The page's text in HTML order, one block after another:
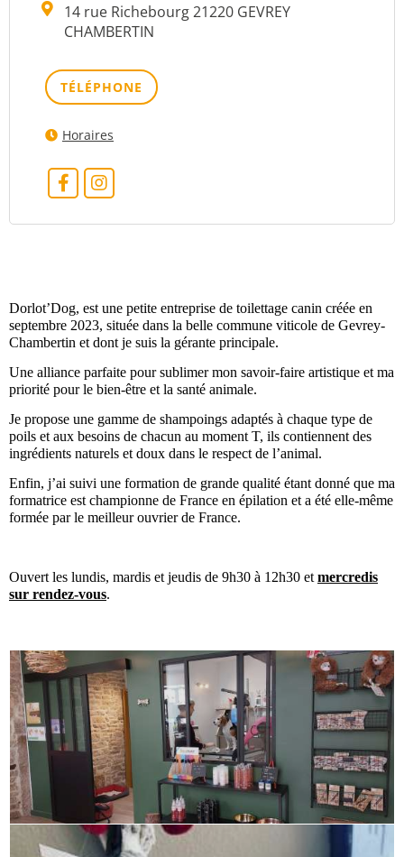
14 rue Richebourg 21220 GEVREY
CHAMBERTIN
TÉLÉPHONE
Horaires
Dorlot’Dog, est une petite entreprise de toilettage canin créée en
septembre 2023, située dans la belle commune viticole de Gevrey-
Chambertin et dont je suis la gérante principale.
Une alliance parfaite pour sublimer mon savoir-faire artistique et ma
priorité pour le bien-être et la santé animale.
Je propose une gamme de shampoings adaptés à chaque type de
poils et aux besoins de chacun au moment T, ils contiennent des
ingrédients naturels et doux dans le respect de l’animal.
Enfin, j’ai suivi une formation de grande qualité étant donné que ma
formatrice est championne de France en épilation et a été elle-même
formée par le meilleur ouvrier de France.
Ouvert les lundis, mardis et jeudis de 9h30 à 12h30 et mercredis
sur rendez-vous.